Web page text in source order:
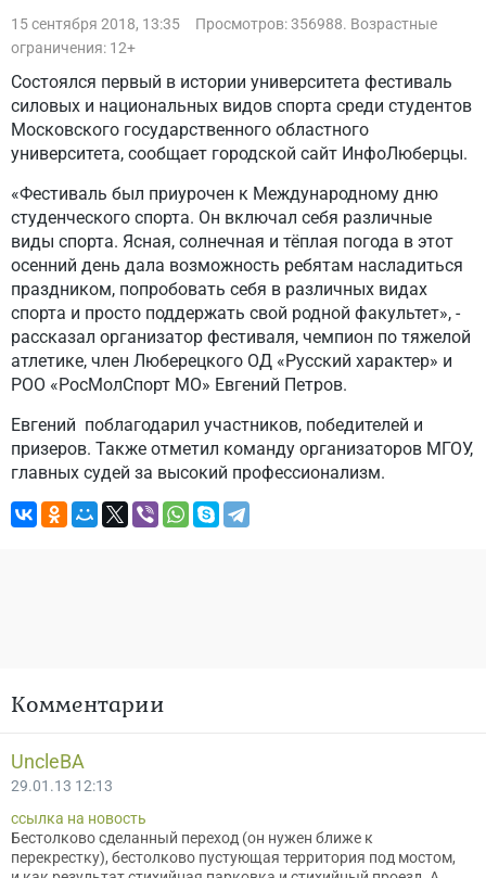
15 сентября 2018, 13:35
Просмотров: 356988. Возрастные
ограничения: 12+
Состоялся первый в истории университета фестиваль
силовых и национальных видов спорта среди студентов
Московского государственного областного
университета, сообщает городской сайт ИнфоЛюберцы.
«Фестиваль был приурочен к Международному дню
студенческого спорта. Он включал себя различные
виды спорта. Ясная, солнечная и тёплая погода в этот
осенний день дала возможность ребятам насладиться
праздником, попробовать себя в различных видах
спорта и просто поддержать свой родной факультет», -
рассказал организатор фестиваля, чемпион по тяжелой
атлетике, член Люберецкого ОД «Русский характер» и
РОО «РосМолСпорт МО» Евгений Петров.
Евгений поблагодарил участников, победителей и
призеров. Также отметил команду организаторов МГОУ,
главных судей за высокий профессионализм.
Комментарии
UncleBA
29.01.13 12:13
ссылка на новость
Бестолково сделанный переход (он нужен ближе к
перекрестку), бестолково пустующая территория под мостом,